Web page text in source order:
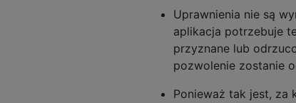
Uprawnienia nie są
aplikacja potrzebuje
przyznane lub
pozwolenie zostanie
Ponieważ tak jest, za